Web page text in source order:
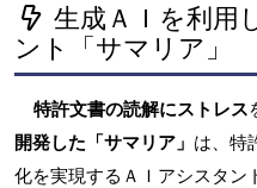
生成ＡＩを利用
ント「サマリア」
特許文書の読解にストレス
開発した「サマリア」 は、特
化を実現するＡＩアシスタン